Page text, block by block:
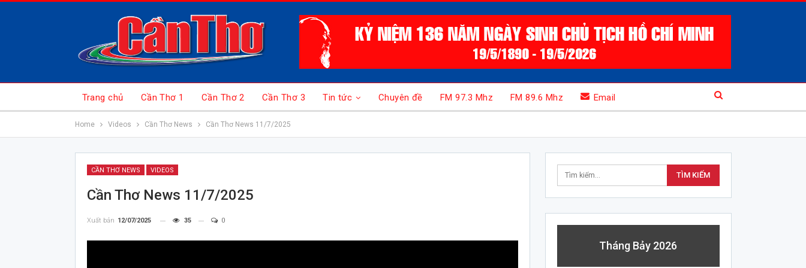
Trang chủ Cần Thơ 1 Cần Thơ 2 Cần Thơ 3 Tin tức Chuyên đề FM 97.3 Mhz FM 89.6 Mhz Email
Home Videos Cần Thơ News Cần Thơ News 11/7/2025
CẦN THƠ NEWS VIDEOS
Cần Thơ News 11/7/2025
Xuất bản 12/07/2025 35 0
Tháng Bảy 2026